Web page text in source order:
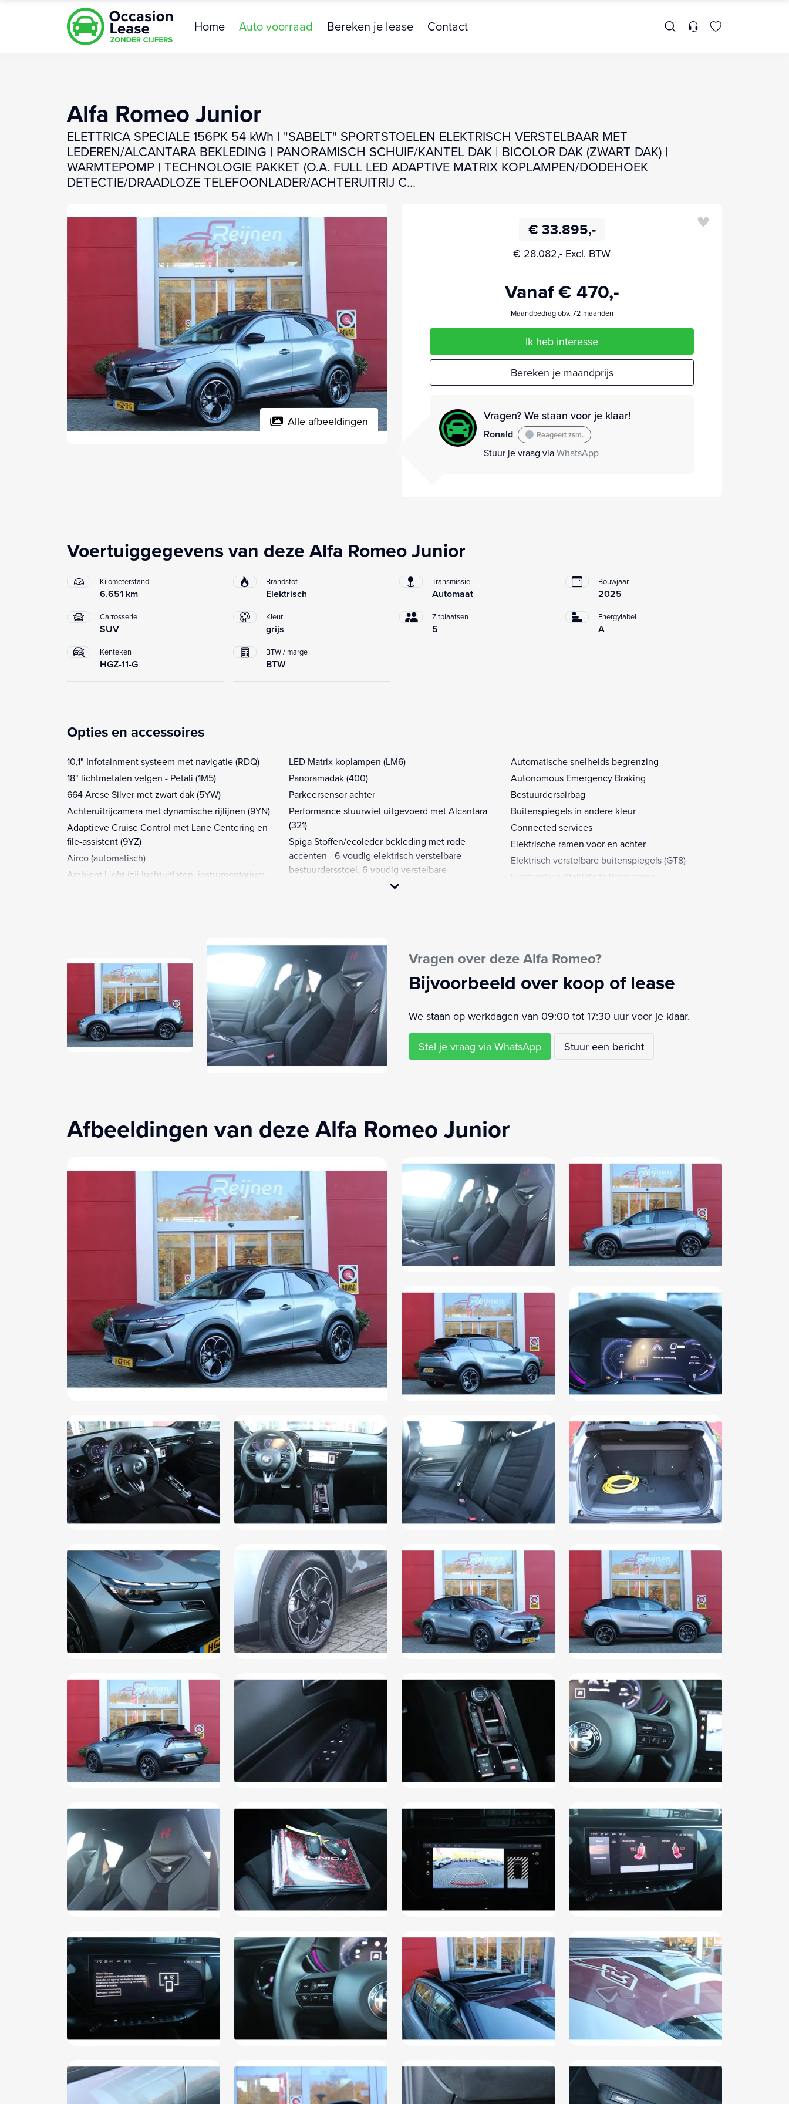
Home Auto voorraad Bereken je lease Contact
Alfa Romeo Junior
ELETTRICA SPECIALE 156PK 54 kWh | "SABELT" SPORTSTOELEN ELEKTRISCH VERSTELBAAR MET
LEDEREN/ALCANTARA BEKLEDING | PANORAMISCH SCHUIF/KANTEL DAK | BICOLOR DAK (ZWART DAK) |
WARMTEPOMP | TECHNOLOGIE PAKKET (O.A. FULL LED ADAPTIVE MATRIX KOPLAMPEN/DODEHOEK
DETECTIE/DRAADLOZE TELEFOONLADER/ACHTERUITRIJ C...
Alle afbeeldingen
€ 33.895,-
€ 28.082,- Excl. BTW
Vanaf € 470,-
Maandbedrag obv. 72 maanden
Ik heb interesse
Bereken je maandprijs
Vragen? We staan voor je klaar!
Ronald Reageert zsm.
Stuur je vraag viaWhatsApp
Voertuiggegevens van deze Alfa Romeo Junior
Kilometerstand
6.651 km
Brandstof
Elektrisch
Transmissie
Automaat
Bouwjaar
2025
Carrosserie
SUV
Kleur
grijs
Zitplaatsen
5
Energylabel
A
Kenteken
HGZ-11-G
BTW / marge
BTW
Opties en accessoires
10,1" Infotainment systeem met navigatie (RDQ)
18" lichtmetalen velgen - Petali (1M5)
664 Arese Silver met zwart dak (5YW)
Achteruitrijcamera met dynamische rijlijnen (9YN)
Adaptieve Cruise Control met Lane Centering en
file-assistent (9YZ)
Airco (automatisch)
Ambient Light (zij luchtuitlaten, instrumentarium,
voudig elektrisch verstelbare bestuurdersstoel, 6-
voudig verstelbare passagiersstoel, verwarmbare
voorstoelen (60E)
Donker getinte achterruiten (GEG)
Draadloze oplader (RFX)
Elektrisch verstelbare en verwarmbare zijspiegels
met dodehoek detectie, elektrisch inklapbaar (GTD)
LED Matrix koplampen (LM6)
Panoramadak (400)
Parkeersensor achter
Performance stuurwiel uitgevoerd met Alcantara
(321)
Spiga Stoffen/ecoleder bekleding met rode
accenten - 6-voudig elektrisch verstelbare
bestuurdersstoel, 6-voudig verstelbare
passagiersstoel, verwarmbare voorstoelen (60D)
Techno Pack (BTH)
Verkeersbord detectie
Verwarmbare voorruit (253)
Volledig digitaal instrumentenpaneel
Warmtepomp (BBV)
Achterbank in delen neerklapbaar
Alarm klasse 1(startblokkering)
Anti Blokkeer Systeem
Automatische snelheids begrenzing
Autonomous Emergency Braking
Bestuurdersairbag
Buitenspiegels in andere kleur
Connected services
Elektrische ramen voor en achter
Elektrisch verstelbare buitenspiegels (GT8)
Elektronisch Stabiliteits Programma
Op Ibrida/Elettrica: hoogglans zwart gespoten
met rode accenten (5T8)
Passagiersairbag
Regensensor
Wettelijke garantie
Vragen over deze Alfa Romeo?
Bijvoorbeeld over koop of lease
We staan op werkdagen van 09:00 tot 17:30 uur voor je klaar.
Stel je vraag via WhatsApp Stuur een bericht
Afbeeldingen van deze Alfa Romeo Junior